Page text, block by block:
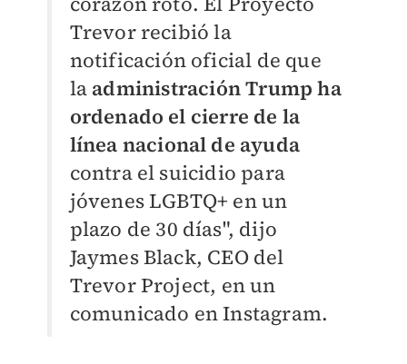
Trevor recibió la
notificación oficial de que
la administración Trump ha
ordenado el cierre de la
línea nacional de ayuda
contra el suicidio para
jóvenes LGBTQ+ en un
plazo de 30 días", dijo
Jaymes Black, CEO del
Trevor Project, en un
comunicado en Instagram.